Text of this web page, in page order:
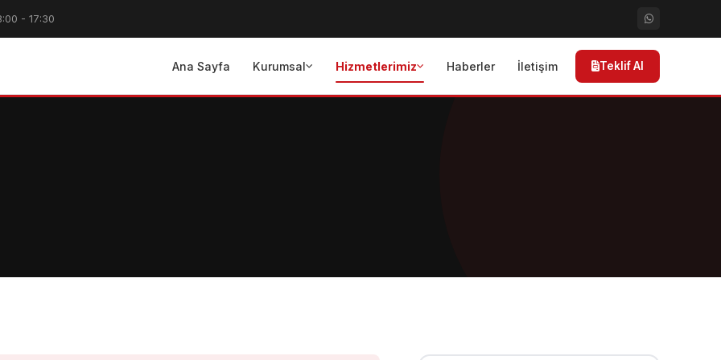
- 17:30
Ana Sayfa Kurumsal Hizmetlerimiz Haberler İletişim Teklif Al